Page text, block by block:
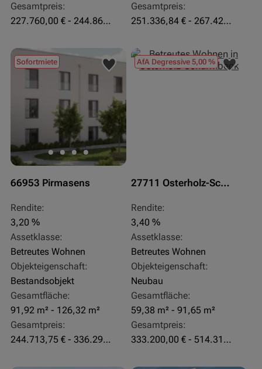
Gesamtpreis:
227.760,00 € - 244.860,00 €
Gesamtpreis:
251.336,84 € - 267.420,00 €
Sofortmiete
66953 Pirmasens
Rendite:
3,20 %
Assetklasse:
Betreutes Wohnen
Objekteigenschaft:
Bestandsobjekt
Gesamtfläche:
91,92 m² - 126,32 m²
Gesamtpreis:
244.713,75 € - 336.292 €
AfA Degressive 5,00 %
27711 Osterholz-Scharmbeck
Rendite:
3,40 %
Assetklasse:
Betreutes Wohnen
Objekteigenschaft:
Neubau
Gesamtfläche:
59,38 m² - 91,65 m²
Gesamtpreis:
333.200,00 € - 514.310,00 €